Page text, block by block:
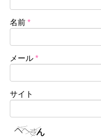
名前 *
メール *
サイト